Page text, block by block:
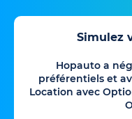
Simulez
Hopauto a
préférentiels et
Location avec